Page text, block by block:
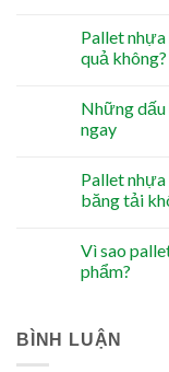
Pallet nhựa
quả không?
Những dấu
ngay
Pallet
băng tải
Vì sao
phẩm?
BÌNH LUẬN